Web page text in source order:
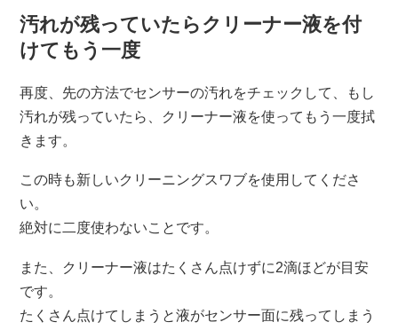
汚れが残っていたらクリーナー液を付
けてもう一度
再度、先の方法でセンサーの汚れをチェックして、もし
汚れが残っていたら、クリーナー液を使ってもう一度拭
きます。
この時も新しいクリーニングスワブを使用してくださ
い。
絶対に二度使わないことです。
また、クリーナー液はたくさん点けずに2滴ほどが目安
です。
たくさん点けてしまうと液がセンサー面に残ってしまう